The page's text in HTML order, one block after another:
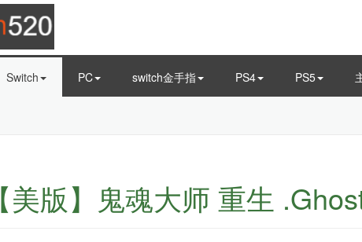
Switch PC switch金手指 PS4 PS5
【美版】鬼魂大师 重生